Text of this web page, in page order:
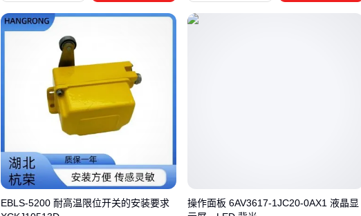
频次、与其他控制组件的信号匹配度。
三、手柄控制器能替代传统操作面板吗？
当现有叉车操作面板功能不足时，许多用户会考虑改用更灵活
的控制方案。但手柄控制器、遥控器等替代方案并非在所有场
景都适用：
板，因手柄的触觉反馈可能不足
重载搬运等需要双手操控的工况，手柄控制器反而会降低操
作效率
EBLS-5200 耐高温限位开关的安装要求
操作面板 6AV3617-1JC20-0AX1 液晶显